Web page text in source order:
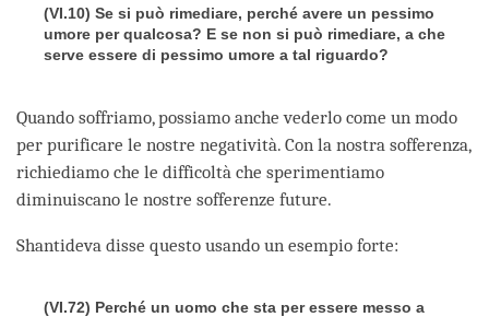
(VI.10) Se si può rimediare, perché avere un pessimo
umore per qualcosa? E se non si può rimediare, a che
serve essere di pessimo umore a tal riguardo?
Quando soffriamo, possiamo anche vederlo come un modo
per purificare le nostre negatività. Con la nostra sofferenza,
richiediamo che le difficoltà che sperimentiamo
diminuiscano le nostre sofferenze future.
Shantideva disse questo usando un esempio forte:
(VI.72) Perché un uomo che sta per essere messo a